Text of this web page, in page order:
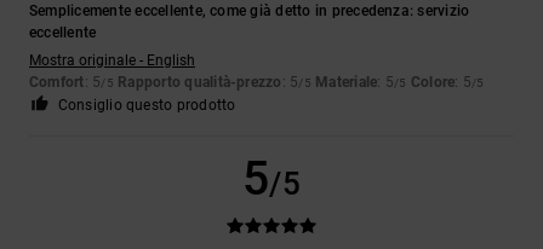
Semplicemente eccellente, come già detto in precedenza: servizio
eccellente
Mostra originale - English
Comfort: 5/5 Rapporto qualità-prezzo : 5/5 Materiale: 5/5 Colore: 5/5
Consiglio questo prodotto
5/5